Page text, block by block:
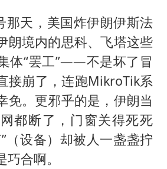
那天，美国炸伊朗伊斯法
朗境内的思科、飞塔这些
体“罢工”——不是坏了冒
接崩了，连跑MikroTik系
免。更邪乎的是，伊朗当
都断了，门窗关得死死
（设备）却被人一盏盏拧
合啊。